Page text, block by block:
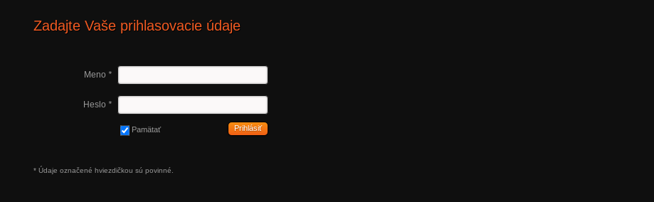
Zadajte Vaše prihlasovacie údaje
Meno *
Heslo *
Prihlásiť
Pamätať
* Údaje označené hviezdičkou sú povinné.